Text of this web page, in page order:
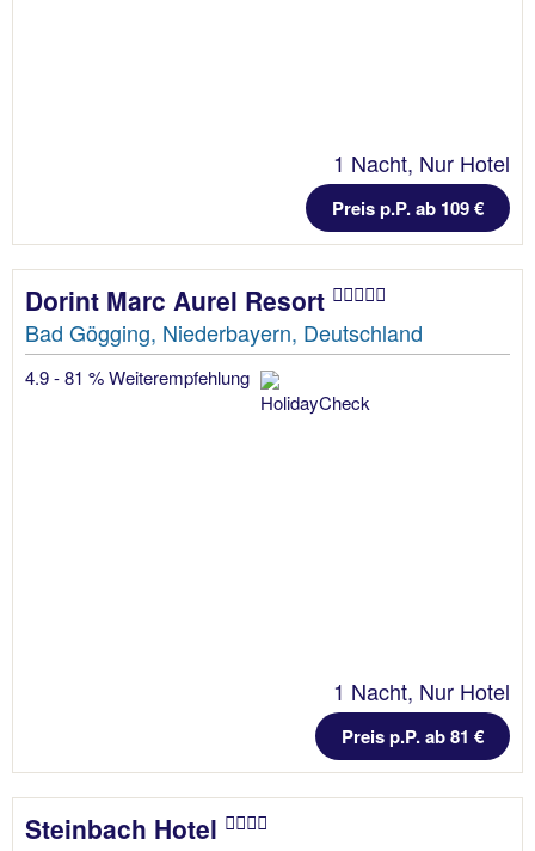
1 Nacht, Nur Hotel
Preis p.P. ab 109 €
Dorint Marc Aurel Resort
Bad Gögging, Niederbayern, Deutschland
4.9 - 81 % Weiterempfehlung
1 Nacht, Nur Hotel
Preis p.P. ab 81 €
Steinbach Hotel